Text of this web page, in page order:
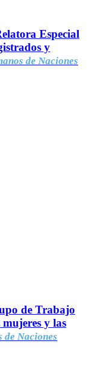
Especial
y
de Naciones
de Trabajo
y las
de Naciones